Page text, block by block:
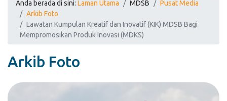
Anda berada di sini: Laman Utama MDSB
Pusat Media
Arkib Foto
Lawatan Kumpulan Kreatif dan Inovatif (KIK) MDSB Bagi
Mempromosikan Produk Inovasi (MDKS)
Arkib Foto